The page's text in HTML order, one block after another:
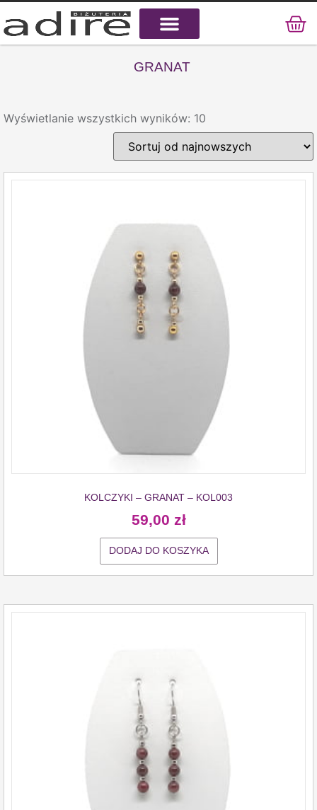
GRANAT
Wyświetlanie wszystkich wyników: 10
KOLCZYKI – GRANAT – KOL003
59,00 zł
DODAJ DO KOSZYKA